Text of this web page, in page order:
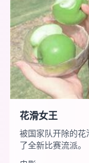
花滑女王
被国家队开除的
了全新比赛流派。